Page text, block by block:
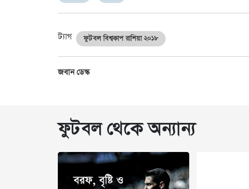
ট্যাগ ফুটবল বিশ্বকাপ রাশিয়া ২০১৮
জবান ডেস্ক
ফুটবল থেকে অন্যান্য